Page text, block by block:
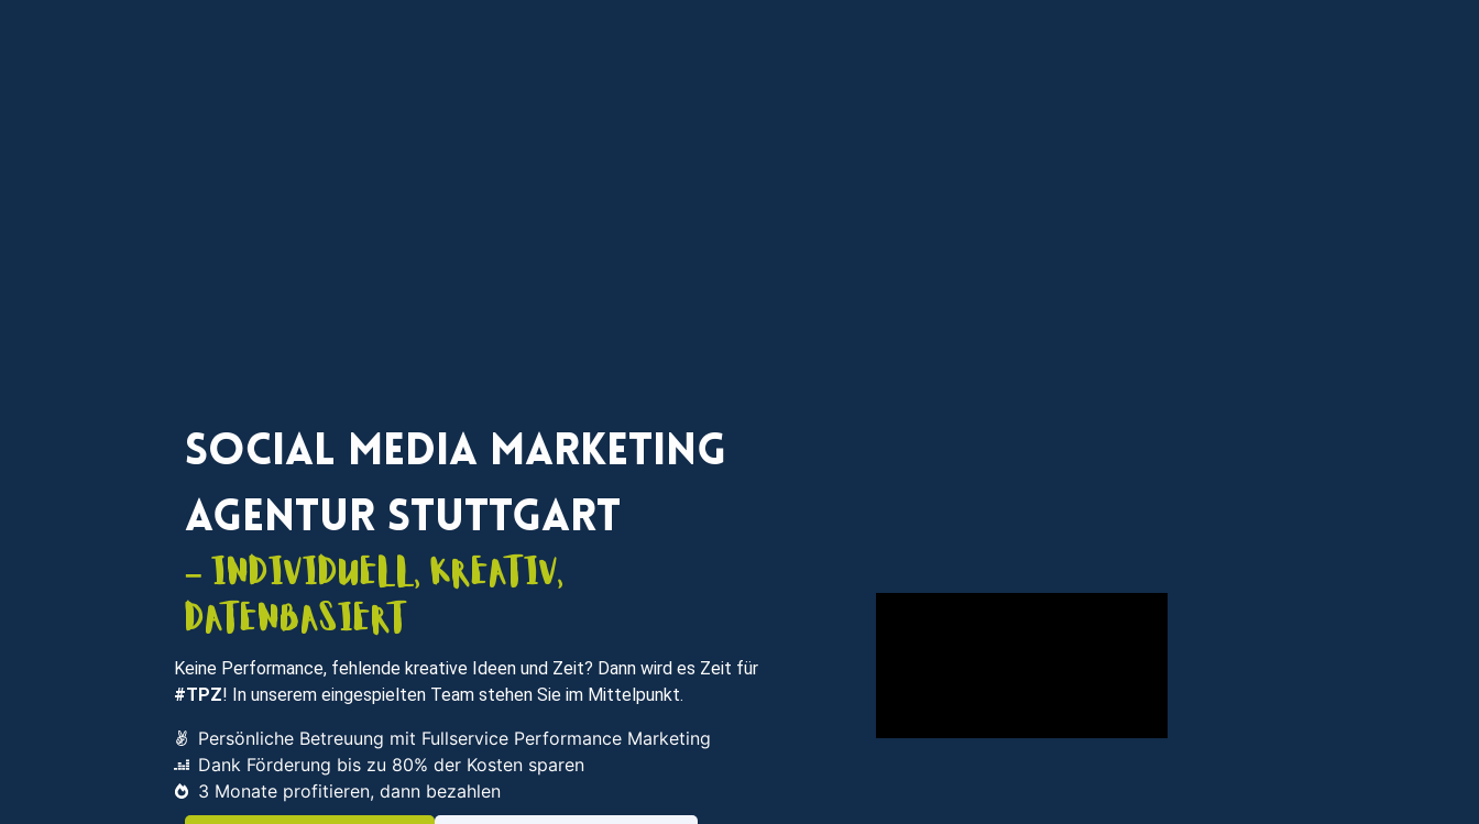
Social Media Marketing
Agentur Stuttgart
– individuell, kreativ,
datenbasiert
Keine Performance, fehlende kreative Ideen und Zeit? Dann wird es Zeit für
#TPZ! In unserem eingespielten Team stehen Sie im Mittelpunkt.
Persönliche Betreuung mit Fullservice Performance Marketing
Dank Förderung bis zu 80% der Kosten sparen
3 Monate profitieren, dann bezahlen